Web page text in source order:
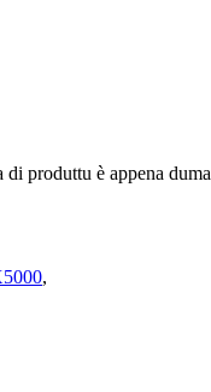
produttu è appena
,